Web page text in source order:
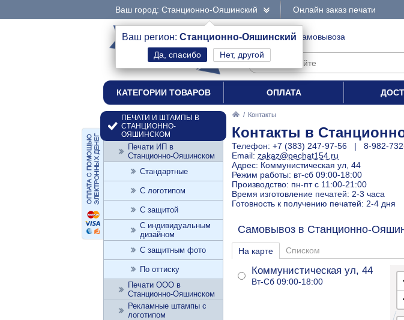
Ваш город: Станционно-Ояшинский
Ваш регион: Станционно-Ояшинский
Нет, другой
Онлайн заказ печати
интернет-магазин 1 пункт самовывоза
КАТЕГОРИИ ТОВАРОВ ОПЛАТА
/ Контакты
Контакты в
Телефон: +7 (383) 247-97-56 | 8-982-
Email: zakaz@pechat154.ru
Адрес: Коммунистическая ул, 44
Режим работы: вт-сб 09:00-18:00
Производство: пн-пт с 11:00-21:00
Время изготовление печатей: 2-3 часа
Готовность к получению печатей: 2-4 дня
Самовывоз в Станционно-
На карте Списком
Коммунистическая ул, 44
Вт-Сб 09:00-18:00
ПЕЧАТИ И ШТАМПЫ В
СТАНЦИОННО-
ОЯШИНСКОМ
Печати ИП в
Станционно-Ояшинском
Стандартные
С логотипом
С защитой
С индивидуальным
дизайном
С защитным фото
По оттиску
Печати ООО в
Станционно-Ояшинском
Рекламные штампы с
логотипом